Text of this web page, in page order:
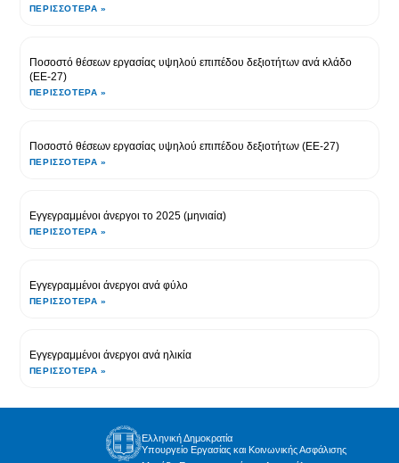
ΠΕΡΙΣΣΌΤΕΡΑ »
Ποσοστό θέσεων εργασίας υψηλού επιπέδου δεξιοτήτων ανά κλάδο
(EΕ-27)
ΠΕΡΙΣΣΌΤΕΡΑ »
Ποσοστό θέσεων εργασίας υψηλού επιπέδου δεξιοτήτων (EΕ-27)
ΠΕΡΙΣΣΌΤΕΡΑ »
Εγγεγραμμένοι άνεργοι το 2025 (μηνιαία)
ΠΕΡΙΣΣΌΤΕΡΑ »
Εγγεγραμμένοι άνεργοι ανά φύλο
ΠΕΡΙΣΣΌΤΕΡΑ »
Εγγεγραμμένοι άνεργοι ανά ηλικία
ΠΕΡΙΣΣΌΤΕΡΑ »
Ελληνική Δημοκρατία
Υπουργείο Εργασίας και Κοινωνικής Ασφάλισης